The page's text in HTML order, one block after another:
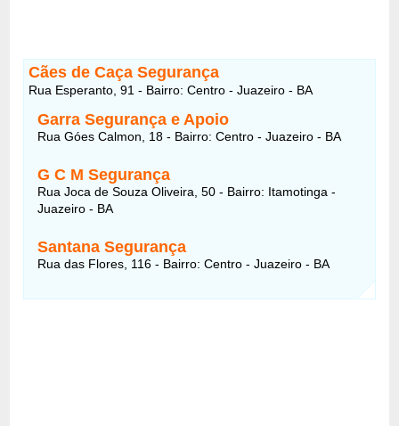
Cães de Caça Segurança
Rua Esperanto, 91 - Bairro: Centro - Juazeiro - BA
Garra Segurança e Apoio
Rua Góes Calmon, 18 - Bairro: Centro - Juazeiro - BA
G C M Segurança
Rua Joca de Souza Oliveira, 50 - Bairro: Itamotinga -
Juazeiro - BA
Santana Segurança
Rua das Flores, 116 - Bairro: Centro - Juazeiro - BA